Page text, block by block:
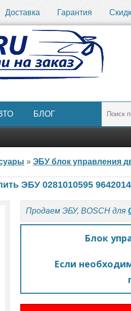
Доставка Гарантия
БЛОГ
» ЭБУ блок управления
ЭБУ 0281010595
Продаем ЭБУ, BOSCH для
Блок
Если